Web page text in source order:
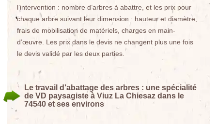
l’intervention : nombre d’arbres à abattre, et les prix pour
chaque arbre suivant leur dimension : hauteur et diamètre,
frais de mobilisation de matériels, charges en main-
d’œuvre. Les prix dans le devis ne changent plus une fois
le devis validé par les deux parties.
Le travail d'abattage des arbres : une spécialité
de VD paysagiste à Viuz La Chiesaz dans le
74540 et ses environs